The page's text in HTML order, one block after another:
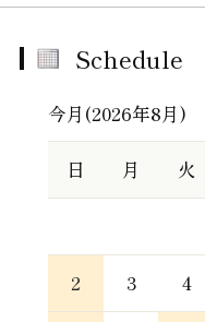
Schedule
今月(2026年8月)
日 月 火
2 3 4